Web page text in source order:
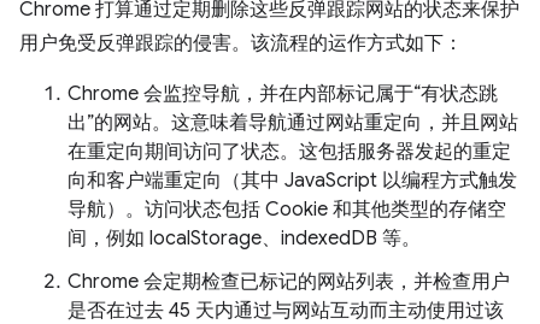
Chrome 打算通过定期删除这些反弹跟踪网站的状态来保护
用户免受反弹跟踪的侵害。该流程的运作方式如下：
Chrome 会监控导航，并在内部标记属于“有状态跳
出”的网站。这意味着导航通过网站重定向，并且网站
在重定向期间访问了状态。这包括服务器发起的重定
向和客户端重定向（其中 JavaScript 以编程方式触发
导航）。访问状态包括 Cookie 和其他类型的存储空
间，例如 localStorage、indexedDB 等。
Chrome 会定期检查已标记的网站列表，并检查用户
是否在过去 45 天内通过与网站互动而主动使用过该